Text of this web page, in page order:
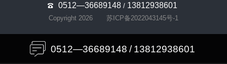
0512—36689148 / 13812938601
Copyright 2026 苏ICP备2022043145号-1
0512—36689148 / 13812938601